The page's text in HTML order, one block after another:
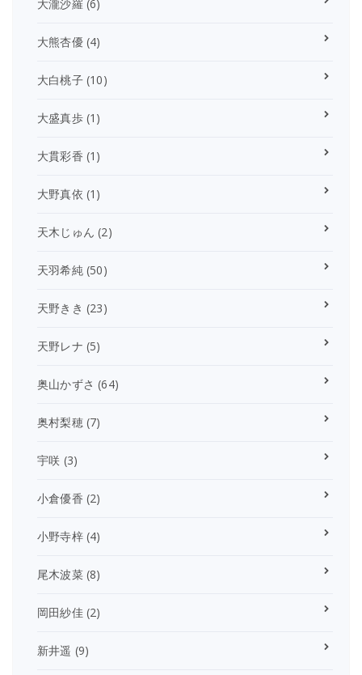
大瀧沙羅 (6)
大熊杏優(4)
大白桃子(10)
大盛真歩(1)
大貫彩香 (1)
大野真依 (1)
天木じゅん (2)
天羽希純(50)
天野きき (23)
天野レナ (5)
奥山かずさ (64)
奥村梨穂(7)
宇咲 (3)
小倉優香 (2)
小野寺梓(4)
尾木波菜(8)
岡田紗佳(2)
新井遥 (9)